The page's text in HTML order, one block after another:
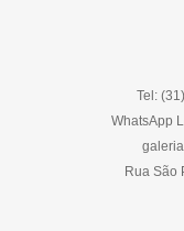
Tel:
WhatsApp
Rua São